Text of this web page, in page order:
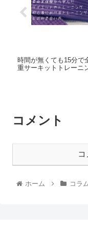
時間が無くても15分で
重サーキットトレーニ
コメント
ホーム コラム